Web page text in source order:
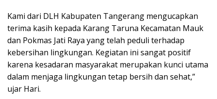
Kami dari DLH Kabupaten Tangerang mengucapkan
terima kasih kepada Karang Taruna Kecamatan Mauk
dan Pokmas Jati Raya yang telah peduli terhadap
kebersihan lingkungan. Kegiatan ini sangat positif
karena kesadaran masyarakat merupakan kunci utama
dalam menjaga lingkungan tetap bersih dan sehat,”
ujar Hari.